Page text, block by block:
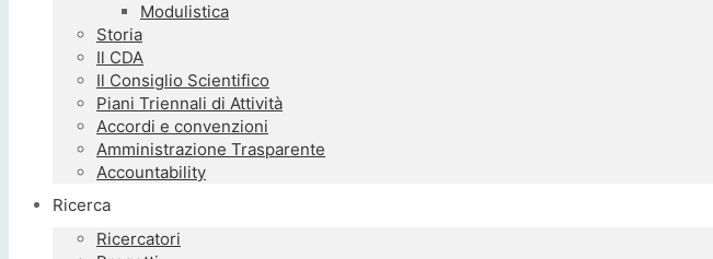
Modulistica
Storia
Il CDA
Il Consiglio Scientifico
Piani Triennali di Attività
Accordi e convenzioni
Amministrazione Trasparente
Accountability
Ricerca
Ricercatori